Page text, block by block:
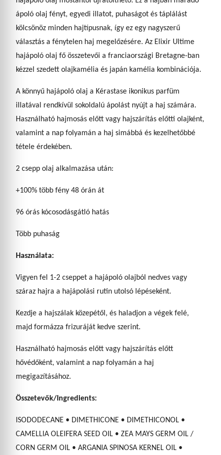
ápoló olaj fényt, egyedi illatot, puhaságot és táplálást
kölcsönöz minden hajtípusnak, így ez egy nagyszerű
választás a fénytelen haj megelőzésére. Az Elixir Ultime
hajápoló olaj fő összetevői a franciaországi Bretagne-ban
kézzel szedett olajkamélia és japán kamélia kombinációja.
A könnyű hajápoló olaj a Kérastase ikonikus parfüm
illatával rendkívül sokoldalú ápolást nyújt a haj számára.
Használható hajmosás előtt vagy hajszárítás előtti olajként,
valamint a nap folyamán a haj simábbá és kezelhetőbbé
tétele érdekében.
2 csepp olaj alkalmazása után:
+100% több fény 48 órán át
96 órás kócosodásgátló hatás
Több puhaság
Használata:
Vigyen fel 1-2 cseppet a hajápoló olajból nedves vagy
száraz hajra a hajápolási rutin utolsó lépéseként.
Kezdje a hajszálak közepétől, és haladjon a végek felé,
majd formázza frizuráját kedve szerint.
Használható hajmosás előtt vagy hajszárítás előtt
hővédőként, valamint a nap folyamán a haj
megigazításához.
Összetevők/Ingredients:
ISODODECANE • DIMETHICONE • DIMETHICONOL •
CAMELLIA OLEIFERA SEED OIL • ZEA MAYS GERM OIL /
CORN GERM OIL • ARGANIA SPINOSA KERNEL OIL •